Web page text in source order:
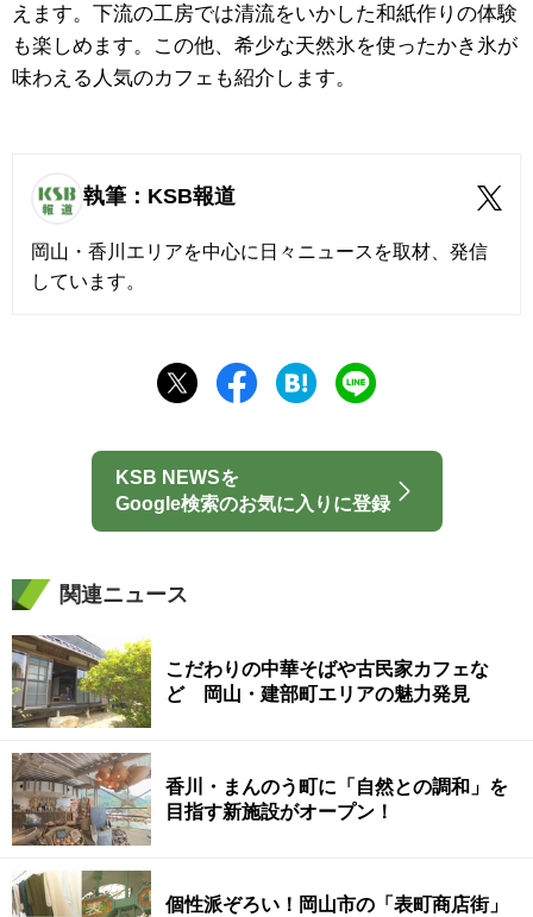
えます。下流の工房では清流をいかした和紙作りの体験
も楽しめます。この他、希少な天然氷を使ったかき氷が
味わえる人気のカフェも紹介します。
執筆：KSB報道
岡山・香川エリアを中心に日々ニュースを取材、発信
しています。
KSB NEWSを
Google検索のお気に入りに登録
関連ニュース
こだわりの中華そばや古民家カフェな
ど 岡山・建部町エリアの魅力発見
香川・まんのう町に「自然との調和」を
目指す新施設がオープン！
個性派ぞろい！岡山市の「表町商店街」